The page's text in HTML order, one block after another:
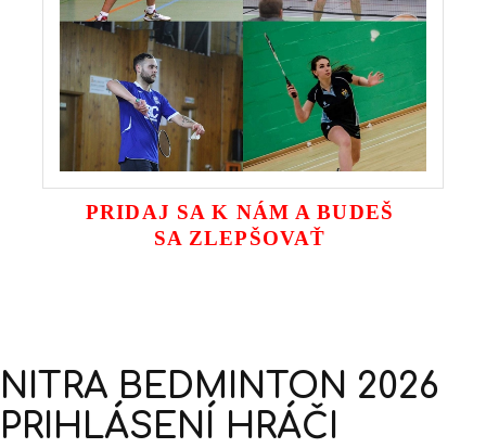
PRIDAJ SA K NÁM A BUDEŠ
SA ZLEPŠOVAŤ
NITRA BEDMINTON 2026
PRIHLÁSENÍ HRÁČI